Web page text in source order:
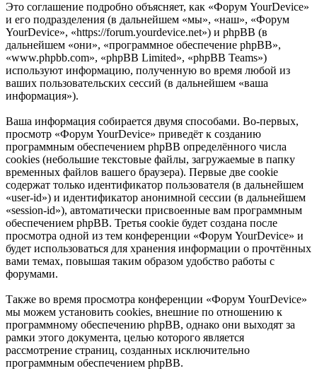
Это соглашение подробно объясняет, как «Форум YourDevice»
и его подразделения (в дальнейшем «мы», «наш», «Форум
YourDevice», «https://forum.yourdevice.net») и phpBB (в
дальнейшем «они», «программное обеспечение phpBB»,
«www.phpbb.com», «phpBB Limited», «phpBB Teams»)
используют информацию, полученную во время любой из
ваших пользовательских сессий (в дальнейшем «ваша
информация»).
Ваша информация собирается двумя способами. Во-первых,
просмотр «Форум YourDevice» приведёт к созданию
программным обеспечением phpBB определённого числа
cookies (небольшие текстовые файлы, загружаемые в папку
временных файлов вашего браузера). Первые две cookie
содержат только идентификатор пользователя (в дальнейшем
«user-id») и идентификатор анонимной сессии (в дальнейшем
«session-id»), автоматически присвоенные вам программным
обеспечением phpBB. Третья cookie будет создана после
просмотра одной из тем конференции «Форум YourDevice» и
будет использоваться для хранения информации о прочтённых
вами темах, повышая таким образом удобство работы с
форумами.
Также во время просмотра конференции «Форум YourDevice»
мы можем установить cookies, внешние по отношению к
программному обеспечению phpBB, однако они выходят за
рамки этого документа, целью которого является
рассмотрение страниц, созданных исключительно
программным обеспечением phpBB.